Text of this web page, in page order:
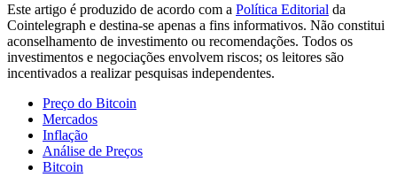
Este artigo é produzido de acordo com a Política Editorial da
Cointelegraph e destina-se apenas a fins informativos. Não constitui
aconselhamento de investimento ou recomendações. Todos os
investimentos e negociações envolvem riscos; os leitores são
incentivados a realizar pesquisas independentes.
Preço do Bitcoin
Mercados
Inflação
Análise de Preços
Bitcoin